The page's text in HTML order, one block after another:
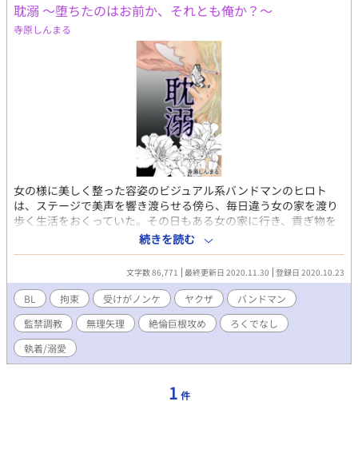
耽溺 ～堕ちたのはお前か、それとも俺か？～
寺原しんまる
女の様に美しく整った容姿のビジュアル系バンドマンのヒロト
は、ステージで美声を響き渡らせる傍ら、毎日違う女の家を渡り
歩く生活をおくっていた。その日もある女の家に行き、貢ぎ物を
受け取って事に及んで寝ていると、部屋にヤクザが乗り込んでく
るのだった。拉致されたヒロトは、組事務所に連れて行かれ組長
に引き渡される。その組長は圧倒的なオーラを身に纏い、同性で
さえ身体が疼く程の色気を放つ人物だった。 性描写は激しいで
す。乱暴な行為も多々あります。ろくでなしが沢山出てきます。
ほんわかラブストーリーではないので、苦手な方はご注意くださ
い。一応、ラブストーリーです。暗闇の中に光りあり？ 表紙はヒ
ロトのイメージで描いています。 ムーンライトノベルズでも連載
中です。
続きを読む
文字数 86,771 最終更新日 2020.11.30 登録日 2020.10.23
BL 拘束 受けがノンケ ヤクザ
バンドマン
監禁調教
無理矢理 絶倫巨根攻め
ろくでなし
執着/溺愛
1 件